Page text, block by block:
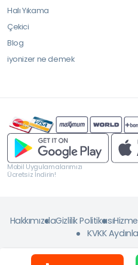
Halı Yıkama
Çekici
Blog
iyonizer ne demek
Mobil Uygulamalarımızı
Ücretsiz İndirin!
HakkımızdaGizlilik Politikası
KVKK